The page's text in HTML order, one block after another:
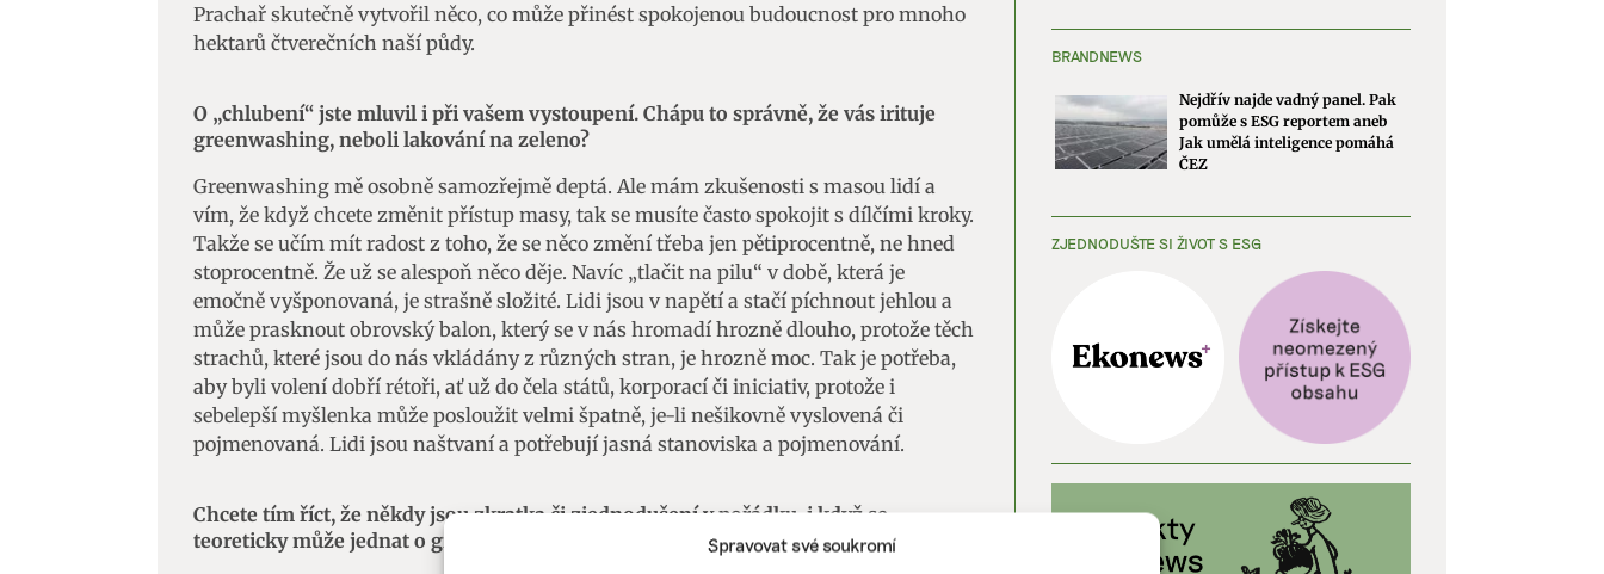
Spravovat své soukromí
Prachař skutečně vytvořil něco, co může přinést spokojenou budoucnost pro mnoho
hektarů čtverečních naší půdy.
O „chlubení“ jste mluvil i při vašem vystoupení. Chápu to správně, že vás irituje
greenwashing, neboli lakování na zeleno?
Greenwashing mě osobně samozřejmě deptá. Ale mám zkušenosti s masou lidí a
vím, že když chcete změnit přístup masy, tak se musíte často spokojit s dílčími kroky.
Takže se učím mít radost z toho, že se něco změní třeba jen pětiprocentně, ne hned
stoprocentně. Že už se alespoň něco děje. Navíc „tlačit na pilu“ v době, která je
emočně vyšponovaná, je strašně složité. Lidi jsou v napětí a stačí píchnout jehlou a
může prasknout obrovský balon, který se v nás hromadí hrozně dlouho, protože těch
strachů, které jsou do nás vkládány z různých stran, je hrozně moc. Tak je potřeba,
aby byli volení dobří rétoři, ať už do čela států, korporací či iniciativ, protože i
sebelepší myšlenka může posloužit velmi špatně, je-li nešikovně vyslovená či
pojmenovaná. Lidi jsou naštvaní a potřebují jasná stanoviska a pojmenování.
Chcete tím říct, že někdy jsou zkratka či zjednodušení v pořádku, i když se
teoreticky může jednat o greenwashing?
BRANDNEWS
Nejdřív najde vadný panel. Pak
pomůže s ESG reportem aneb
Jak umělá inteligence pomáhá
ČEZ
ZJEDNODUŠTE SI ŽIVOT S ESG